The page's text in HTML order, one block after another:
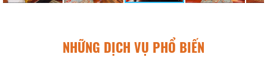
NHỮNG DỊCH VỤ PHỔ BIẾN